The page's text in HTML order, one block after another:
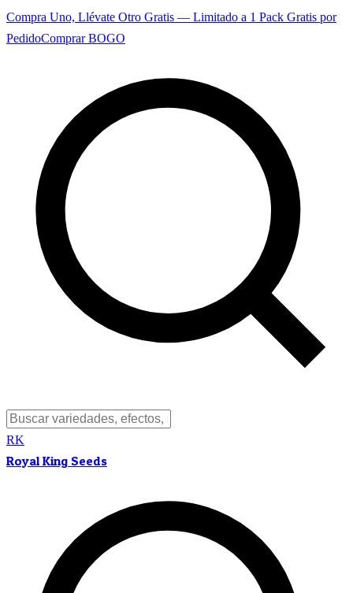
Compra Uno, Llévate Otro Gratis — Limitado a 1 Pack Gratis por
PedidoComprar BOGO
RK
Royal King Seeds